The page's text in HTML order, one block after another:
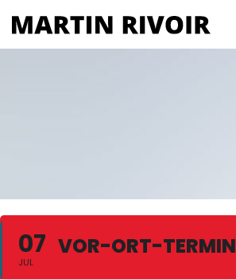
07
JUL
VOR-ORT-TERMIN